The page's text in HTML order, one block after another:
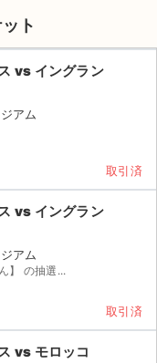
ト
vs イングラン
アム
取引済
vs イングラン
アム
】 の抽選...
取引済
vs モロッコ